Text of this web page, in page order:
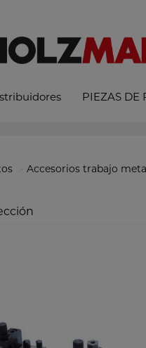
PIEZAS DE
Accesorios trabajo